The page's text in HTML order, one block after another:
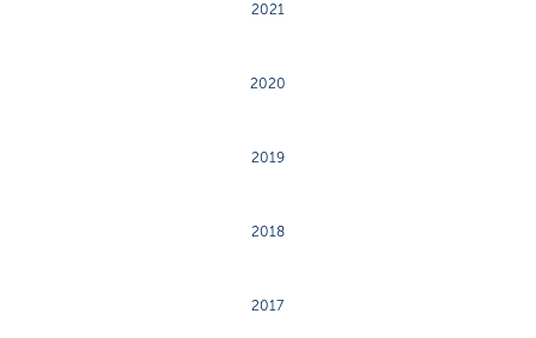
2021
2020
2019
2018
2017